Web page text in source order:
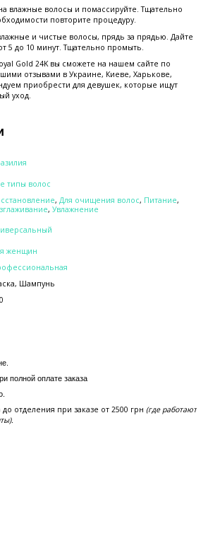
влажные волосы и помассируйте. Тщательно
повторите процедуру.
и чистые волосы, прядь за прядью. Дайте
5 до 10 минут. Тщательно промыть.
Gold 24K вы сможете на нашем сайте по
отзывами в Украине, Киеве, Харькове,
приобрести для девушек, которые ищут
уход.
типы волос
, Для очищения волос, Питание,
, Увлажнение
женщин
Шампунь
полной оплате заказа
до отделения при заказе от 2500 грн (где работают